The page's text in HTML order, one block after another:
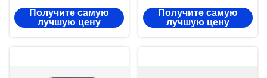
рабочая зона.
Промышленная
Получите самую
лучшую цену
кожи IB1660 |
Автоматический
Получите самую
лучшую цену